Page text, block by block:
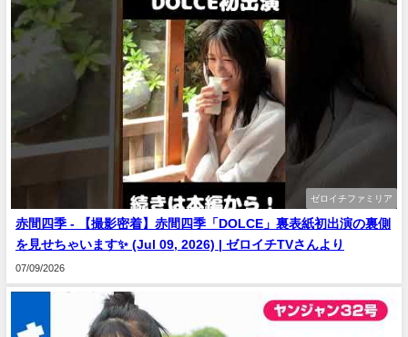
ゼロイチファミリア
赤間四季 - 【撮影密着】赤間四季「DOLCE」裏表紙初出演の裏側
を見せちゃいます✨ (Jul 09, 2026) | ゼロイチTVさんより
07/09/2026